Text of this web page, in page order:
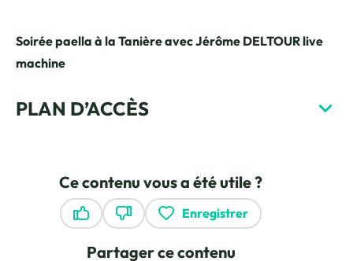
Soirée paella à la Tanière avec Jérôme DELTOUR live
machine
PLAN D’ACCÈS
Ce contenu vous a été utile ?
Enregistrer
Partager ce contenu